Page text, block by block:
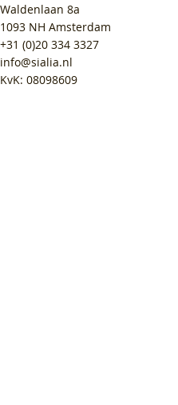
Waldenlaan 8a
1093 NH Amsterdam
+31 (0)20 334 3327
info@sialia.nl
KvK: 08098609